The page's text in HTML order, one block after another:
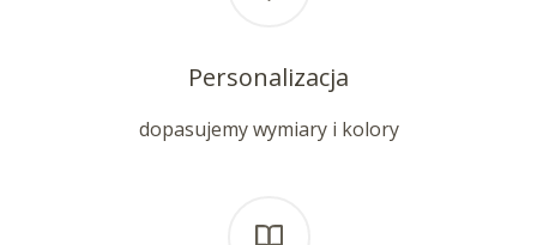
Personalizacja
dopasujemy wymiary i kolory